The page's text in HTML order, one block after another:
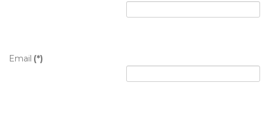
Email (*)